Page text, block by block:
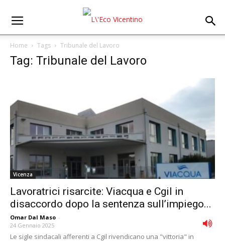
Home Tags Tribunale del Lavoro
Tag: Tribunale del Lavoro
Vicenza
Lavoratrici risarcite: Viacqua e Cgil in
disaccordo dopo la sentenza sull’impiego...
Omar Dal Maso -
24 Gennaio 2025
Le sigle sindacali afferenti a Cgil rivendicano una "vittoria" in